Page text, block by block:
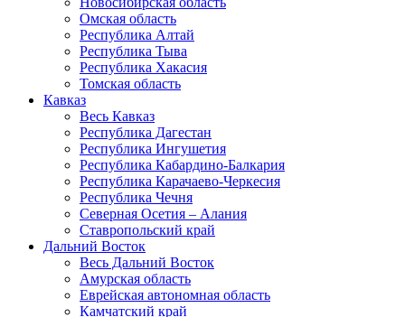
Омская область
Республика Алтай
Республика Тыва
Республика Хакасия
Томская область
Кавказ
Весь Кавказ
Республика Дагестан
Республика Ингушетия
Республика Кабардино-Балкария
Республика Карачаево-Черкесия
Республика Чечня
Северная Осетия – Алания
Ставропольский край
Дальний Восток
Весь Дальний Восток
Амурская область
Еврейская автономная область
Камчатский край